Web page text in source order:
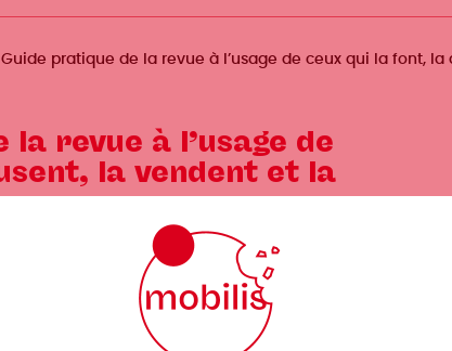
Guide pratique de la revue à l’usage de ceux qui la font,
revue à l’usage de
la vendent et la